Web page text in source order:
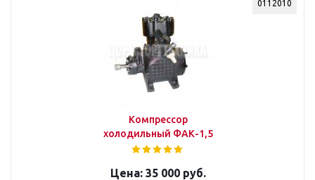
0112010
Компрессор
холодильный ФАК-1,5
35 000 руб.